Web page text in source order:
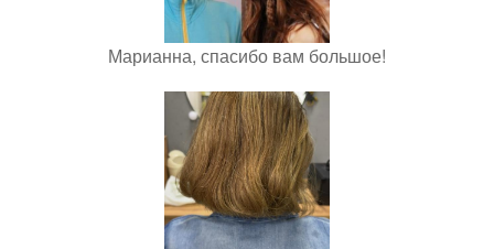
Марианна, спасибо вам большое!